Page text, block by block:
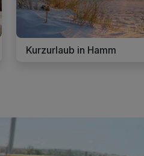
Kurzurlaub in Hamm